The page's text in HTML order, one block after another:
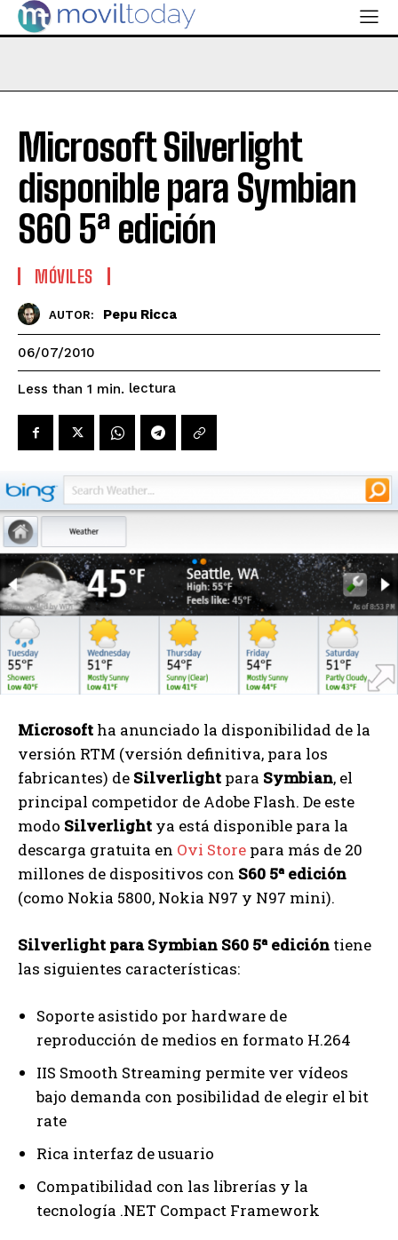
Microsoft Silverlight
disponible para Symbian
S60 5ª edición
MÓVILES
AUTOR: Pepu Ricca
06/07/2010
Less than 1 min. lectura
Microsoft ha anunciado la disponibilidad de la
versión RTM (versión definitiva, para los
fabricantes) de Silverlight para Symbian, el
principal competidor de Adobe Flash. De este
modo Silverlight ya está disponible para la
descarga gratuita en Ovi Store para más de 20
millones de dispositivos con S60 5ª edición
(como Nokia 5800, Nokia N97 y N97 mini).
Silverlight para Symbian S60 5ª edición tiene
las siguientes características:
Soporte asistido por hardware de
reproducción de medios en formato H.264
IIS Smooth Streaming permite ver vídeos
bajo demanda con posibilidad de elegir el bit
rate
Rica interfaz de usuario
Compatibilidad con las librerías y la
tecnología .NET Compact Framework